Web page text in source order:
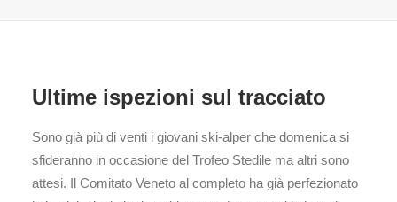
Ultime ispezioni sul tracciato
Sono già più di venti i giovani ski-alper che domenica si
sfideranno in occasione del Trofeo Stedile ma altri sono
attesi. Il Comitato Veneto al completo ha già perfezionato